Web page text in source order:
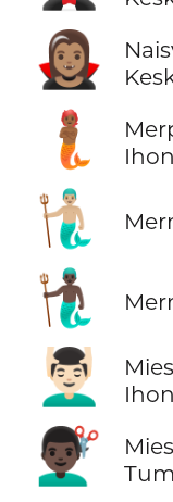
🧛🏽‍♀️
🧜🏾
🧜🏼‍♂️
🧜🏿‍♂️
💆🏻‍♂️
💇🏿‍♂️